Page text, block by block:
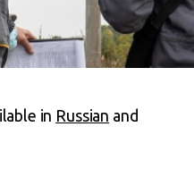
in Russian and